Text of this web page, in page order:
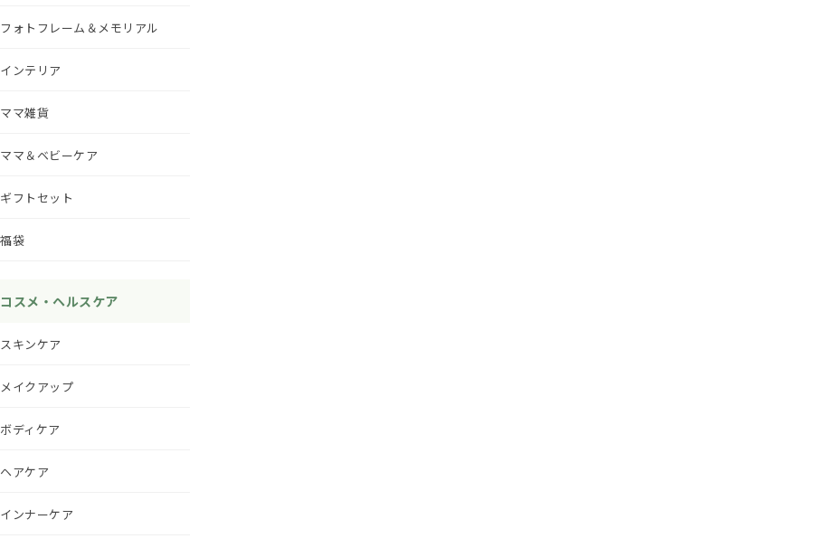
フォトフレーム＆メモリアル
インテリア
ママ雑貨
ママ＆ベビーケア
ギフトセット
福袋
コスメ・ヘルスケア
スキンケア
メイクアップ
ボディケア
ヘアケア
インナーケア